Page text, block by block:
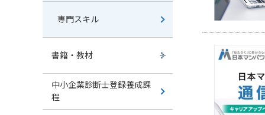
専門スキル
書籍・教材
中小企業診断士登録養成課
程